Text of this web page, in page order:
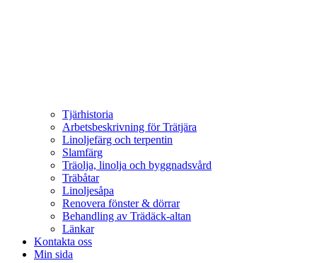
Tjärhistoria
Arbetsbeskrivning för Trätjära
Linoljefärg och terpentin
Slamfärg
Träolja, linolja och byggnadsvård
Träbåtar
Linoljesåpa
Renovera fönster & dörrar
Behandling av Trädäck-altan
Länkar
Kontakta oss
Min sida